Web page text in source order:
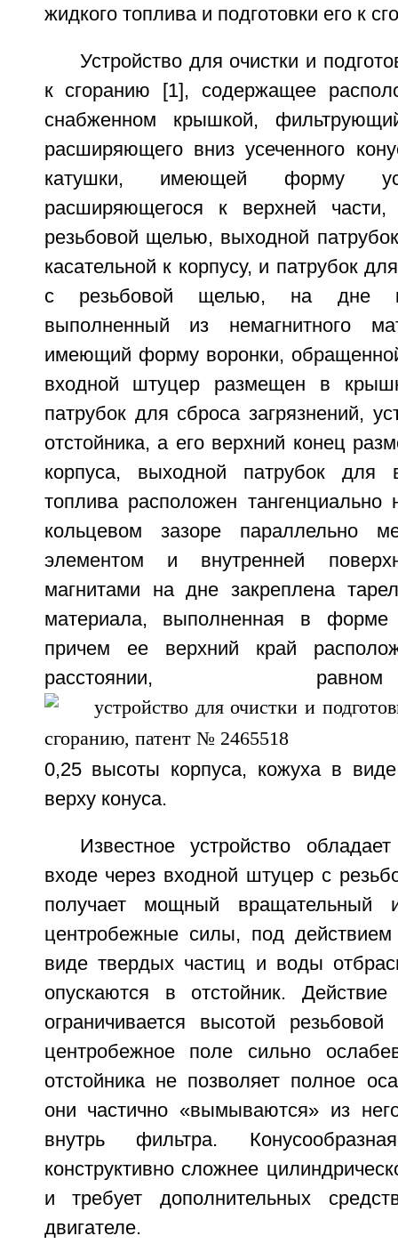
жидкого топлива и подготовки его к
Устройство для очистки и
к сгоранию [1], содержащее
снабженном крышкой,
расширяющего вниз усеченного
катушки, имеющей форму
расширяющегося к верхней
резьбовой щелью, выходной
касательной к корпусу, и патрубок
с резьбовой щелью, на дне
выполненный из немагнитного
имеющий форму воронки,
входной штуцер размещен в
патрубок для сброса загрязнений,
отстойника, а его верхний конец
корпуса, выходной патрубок для
топлива расположен
кольцевом зазоре параллельно
элементом и внутренней
магнитами на дне закреплена
материала, выполненная в форме
причем ее верхний край
расстоянии,
0,25 высоты корпуса, кожуха в
верху конуса.
Известное устройство
входе через входной штуцер с
получает мощный вращательный
центробежные силы, под
виде твердых частиц и воды
опускаются в отстойник.
ограничивается высотой
центробежное поле сильно
отстойника не позволяет полное
они частично «вымываются» из
внутрь фильтра.
конструктивно сложнее
и требует дополнительных
двигателе.